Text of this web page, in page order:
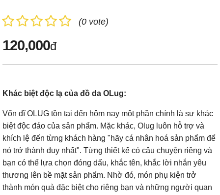
(0 vote)
120,000đ
Khác biệt độc lạ của đồ da OLug:
Vốn dĩ OLUG tồn tại đến hôm nay một phần chính là sự khác
biệt độc đáo của sản phẩm. Mặc khác, Olug luôn hỗ trợ và
khích lệ đến từng khách hàng "hãy cá nhân hoá sản phẩm để
nó trở thành duy nhất". Từng thiết kế có câu chuyện riêng và
bạn có thể lựa chọn đóng dấu, khắc tên, khắc lời nhắn yêu
thương lên bề mặt sản phẩm. Nhờ đó, món phụ kiện trở
thành món quà đặc biệt cho riêng bạn và những người quan